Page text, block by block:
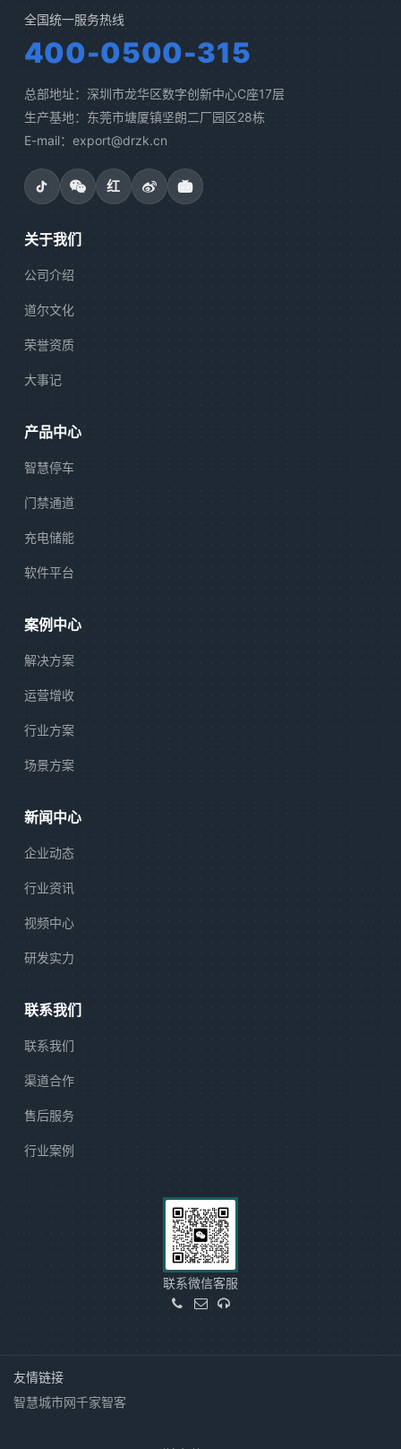
全国统一服务热线
400-0500-315
总部地址：深圳市龙华区数字创新中心C座17层
生产基地：东莞市塘厦镇坚朗二厂园区28栋
E-mail：export@drzk.cn
红
关于我们
公司介绍
道尔文化
荣誉资质
大事记
产品中心
智慧停车
门禁通道
充电储能
软件平台
案例中心
解决方案
运营增收
行业方案
场景方案
新闻中心
企业动态
行业资讯
视频中心
研发实力
联系我们
联系我们
渠道合作
售后服务
行业案例
联系微信客服
友情链接
智慧城市网千家智客